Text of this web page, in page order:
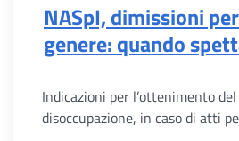
NASpI, dimissioni
genere: quando
Indicazioni per l’ottenimento
disoccupazione, in caso di atti